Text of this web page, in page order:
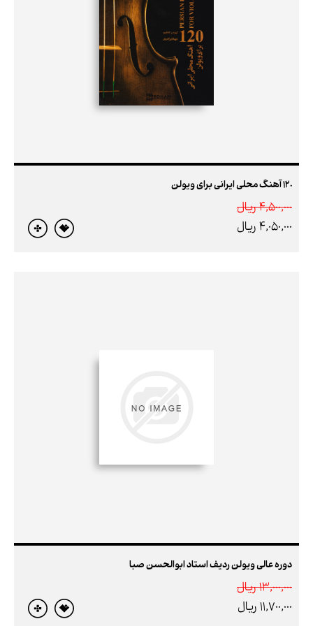
120 آهنگ محلی ایرانی برای ویولن
4,500,000 ريال
4,050,000 ريال
دوره عالی ویولن ردیف استاد ابوالحسن صبا
13,000,000 ريال
11,700,000 ريال